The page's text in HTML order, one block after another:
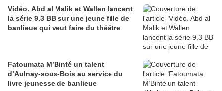
Vidéo. Abd al Malik et Wallen lancent
la série 9.3 BB sur une jeune fille de
banlieue qui veut faire du théâtre
Fatoumata M’Binté un talent
d’Aulnay-sous-Bois au service du
livre jeunesse de banlieue